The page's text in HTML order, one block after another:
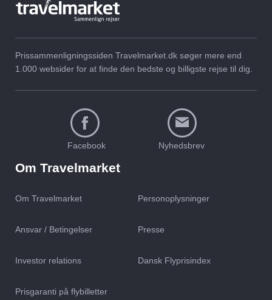
Prissammenligningssiden Travelmarket.dk søger mere end
1.000 websider for at finde den bedste og billigste rejse til dig.
Facebook Nyhedsbrev
Om Travelmarket
Om Travelmarket Personoplysninger
Ansvar / Betingelser Presse
Investor relations Dansk Flyprisindex
Prisgaranti på flybilletter